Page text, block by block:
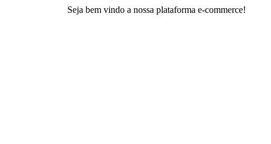
Seja bem vindo a nossa plataforma e-commerce!